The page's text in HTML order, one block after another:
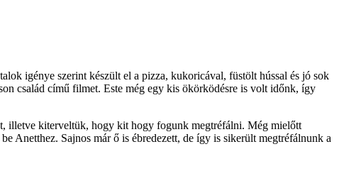
igénye szerint készült el a pizza, kukoricával, füstölt hússal és jó sok
család című filmet. Este még egy kis ökörködésre is volt időnk, így
illetve kiterveltük, hogy kit hogy fogunk megtréfálni. Még mielőtt
Anetthez. Sajnos már ő is ébredezett, de így is sikerült megtréfálnunk a